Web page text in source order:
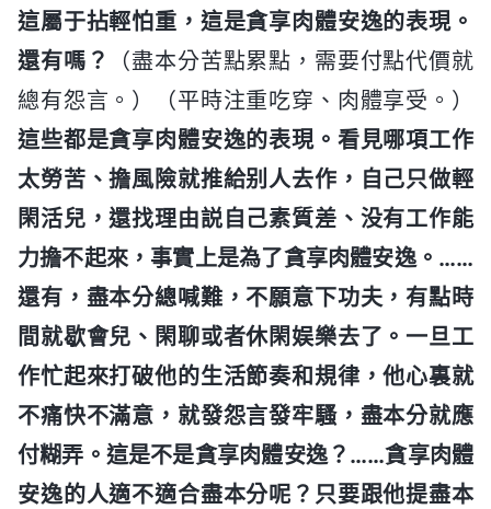
這屬于拈輕怕重，這是貪享肉體安逸的表現。
還有嗎？
（盡本分苦點累點，需要付點代價就
總有怨言。）（平時注重吃穿、肉體享受。）
這些都是貪享肉體安逸的表現。看見哪項工作
太勞苦、擔風險就推給别人去作，自己只做輕
閑活兒，還找理由説自己素質差、没有工作能
力擔不起來，事實上是為了貪享肉體安逸。……
還有，盡本分總喊難，不願意下功夫，有點時
間就歇會兒、閑聊或者休閑娱樂去了。一旦工
作忙起來打破他的生活節奏和規律，他心裏就
不痛快不滿意，就發怨言發牢騷，盡本分就應
付糊弄。這是不是貪享肉體安逸？……貪享肉體
安逸的人適不適合盡本分呢？只要跟他提盡本